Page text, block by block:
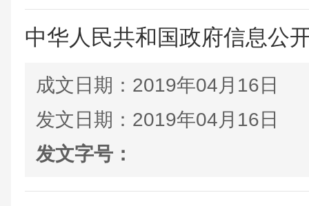
中华人民共和国政府信息公
成文日期： 2019年04月16日
发文日期： 2019年04月16日
发文字号：